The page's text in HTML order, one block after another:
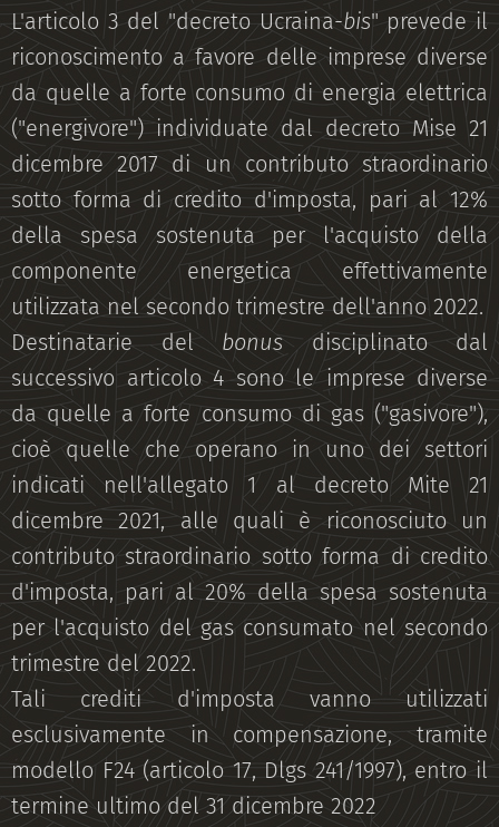
L'articolo 3 del "decreto Ucraina-bis" prevede il
riconoscimento a favore delle imprese diverse
da quelle a forte consumo di energia elettrica
("energivore") individuate dal decreto Mise 21
dicembre 2017 di un contributo straordinario
sotto forma di credito d'imposta, pari al 12%
della spesa sostenuta per l'acquisto della
componente energetica effettivamente
utilizzata nel secondo trimestre dell'anno 2022.
Destinatarie del bonus disciplinato dal
successivo articolo 4 sono le imprese diverse
da quelle a forte consumo di gas ("gasivore"),
cioè quelle che operano in uno dei settori
indicati nell'allegato 1 al decreto Mite 21
dicembre 2021, alle quali è riconosciuto un
contributo straordinario sotto forma di credito
d'imposta, pari al 20% della spesa sostenuta
per l'acquisto del gas consumato nel secondo
trimestre del 2022.
Tali crediti d'imposta vanno utilizzati
esclusivamente in compensazione, tramite
modello F24 (articolo 17, Dlgs 241/1997), entro il
termine ultimo del 31 dicembre 2022